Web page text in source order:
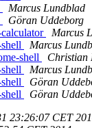
Marcus Lundblad
Göran Uddeborg
Marcus
Marcus
shell
Christian
Marcus
Göran
Göran
23:26:07 CET